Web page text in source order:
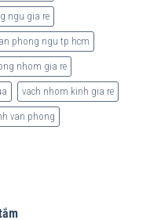
ngu gia re
phong ngu tp hcm
nhom gia re
vach nhom kinh gia re
van phong